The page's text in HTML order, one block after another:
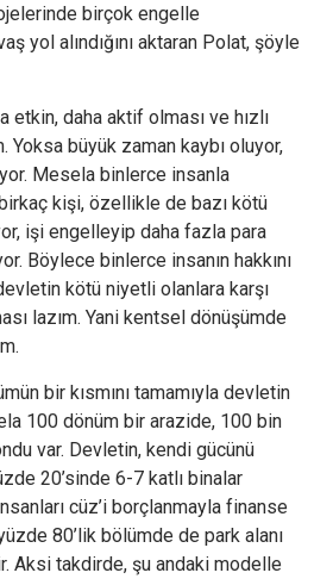
birçok engelle
yol alındığını aktaran Polat, şöyle
etkin, daha aktif olması ve hızlı
Yoksa büyük zaman kaybı oluyor,
Mesela binlerce insanla
kişi, özellikle de bazı kötü
işi engelleyip daha fazla para
Böylece binlerce insanın hakkını
kötü niyetli olanlara karşı
lazım. Yani kentsel dönüşümde
bir kısmını tamamıyla devletin
100 dönüm bir arazide, 100 bin
var. Devletin, kendi gücünü
20’sinde 6-7 katlı binalar
cüz’i borçlanmayla finanse
80’lik bölümde de park alanı
Aksi takdirde, şu andaki modelle